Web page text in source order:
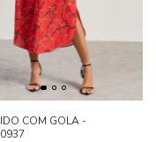
COM GOLA -